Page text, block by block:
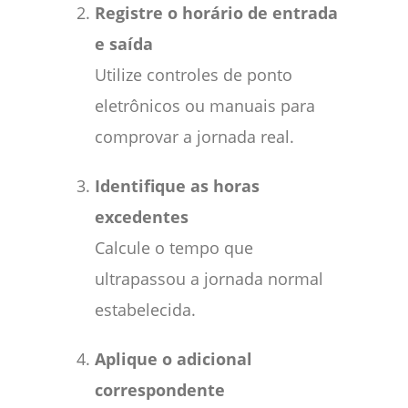
Registre o horário de entrada
e saída
Utilize controles de ponto
eletrônicos ou manuais para
comprovar a jornada real.
Identifique as horas
excedentes
Calcule o tempo que
ultrapassou a jornada normal
estabelecida.
Aplique o adicional
correspondente